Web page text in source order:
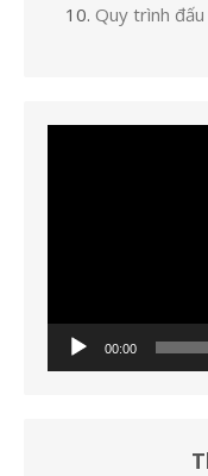
Quy trình
00:00